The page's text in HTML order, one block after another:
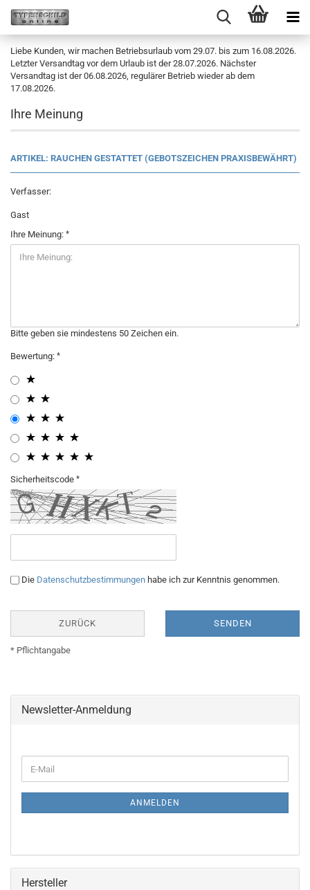
Liebe Kunden, wir machen Betriebsurlaub vom 29.07. bis zum 16.08.2026.
Letzter Versandtag vor dem Urlaub ist der 28.07.2026. Nächster
Versandtag ist der 06.08.2026, regulärer Betrieb wieder ab dem
17.08.2026.
Ihre Meinung
ARTIKEL: RAUCHEN GESTATTET (GEBOTSZEICHEN PRAXISBEWÄHRT)
Verfasser:
Gast
Ihre Meinung:
Bitte geben sie mindestens 50 Zeichen ein.
Bewertung:
Sicherheitscode
Die Datenschutzbestimmungen habe ich zur Kenntnis genommen.
ZURÜCK SENDEN
* Pflichtangabe
Newsletter-Anmeldung
ZUR
E-
Mail
ANMELDEN
Hersteller